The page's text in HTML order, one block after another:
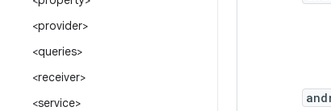
<provider>
<queries>
<receiver>
<service>